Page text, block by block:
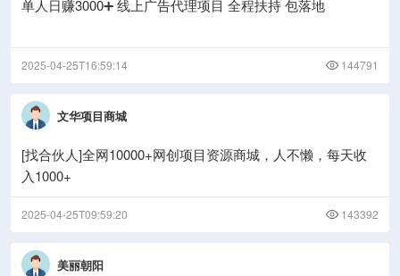
单人日赚3000➕ 线上广告代理项目 全程扶持 包落地
2025-04-25T16:59:14 144791
文华项目商城
[找合伙人]全网10000+网创项目资源商城，人不懒，每天收
入1000+
2025-04-25T09:59:20 143392
美丽朝阳